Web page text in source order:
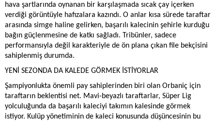
hava şartlarında oynanan bir karşılaşmada sıcak çay içerken
verdiği görüntüyle hafızalara kazındı. O anlar kısa sürede taraftar
arasında simge haline gelirken, başarılı kalecinin şehirle kurduğu
bağın güçlenmesine de katkı sağladı. Tribünler, sadece
performansıyla değil karakteriyle de ön plana çıkan file bekçisini
sahiplenmiş durumda.
YENİ SEZONDA DA KALEDE GÖRMEK İSTİYORLAR
Şampiyonlukta önemli pay sahiplerinden biri olan Orbaniç için
taraftarın beklentisi net. Mavi-beyazlı taraftarlar, Süper Lig
yolculuğunda da başarılı kaleciyi takımın kalesinde görmek
istiyor. Kulüp yönetiminin de kaleci konusunda düşüncesinin bu